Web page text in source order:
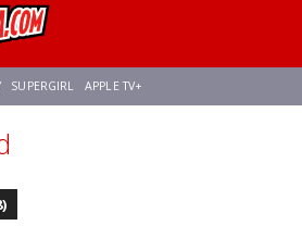
SUPERGIRL APPLE TV+